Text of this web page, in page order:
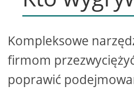
Kompleksowe
firmom
poprawić